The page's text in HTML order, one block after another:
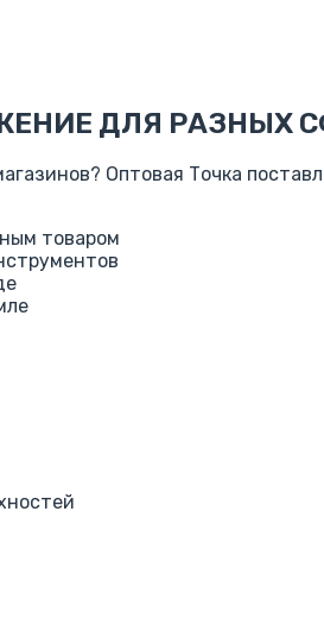
ДЛЯ РАЗНЫХ
Оптовая Точка
товаром